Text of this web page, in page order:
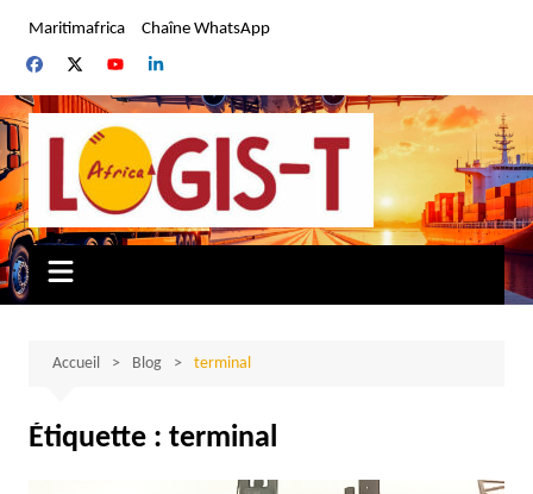
contenu
Maritimafrica Chaîne WhatsApp
Accueil Blog terminal
Étiquette : terminal